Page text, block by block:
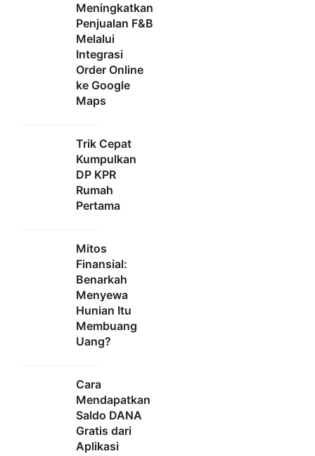
Meningkatkan
Penjualan F&B
Melalui
Integrasi
Order Online
ke Google
Maps
Trik Cepat
Kumpulkan
DP KPR
Rumah
Pertama
Mitos
Finansial:
Benarkah
Menyewa
Hunian Itu
Membuang
Uang?
Cara
Mendapatkan
Saldo DANA
Gratis dari
Aplikasi